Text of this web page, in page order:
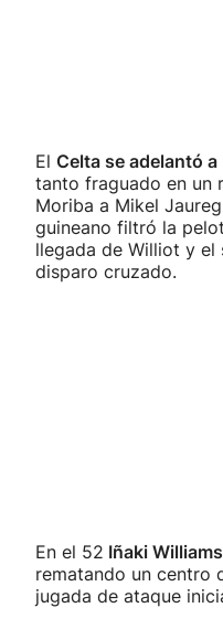
El Celta se adelantó
tanto fraguado en un
Moriba a Mikel
guineano filtró la
llegada de Williot y el
disparo cruzado.
En el 52 Iñaki
rematando un centro
jugada de ataque